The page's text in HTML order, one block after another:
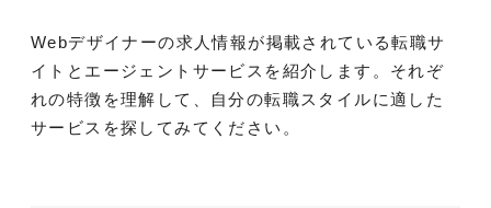
Webデザイナーの求人情報が掲載されている転職サ
イトとエージェントサービスを紹介します。それぞ
れの特徴を理解して、自分の転職スタイルに適した
サービスを探してみてください。